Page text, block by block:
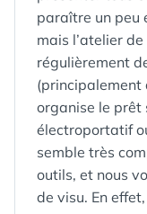
paraître un peu
mais l’atelier
régulièrement
(principalement
organise le
électroportatif
semble très
outils, et nous
de visu. En